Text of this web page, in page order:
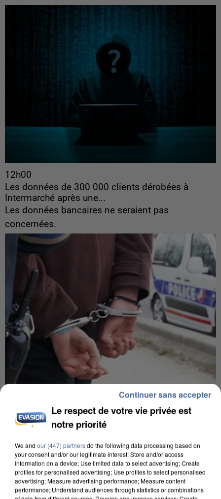
12h00
Les données de 300 000 clients dérobées à
Intermarché après une...
Les données bancaires ne seraient pas
concernées.
Un second cadre de la DZ Mafia interpellé en
Algérie
quelques jours plus tôt.
Le respect de votre vie privée est
notre priorité
We and our (447) partnersdo the following data processing based on
your consent and/or our legitimate interest: Store and/or access
information on a device; Use limited data to select advertising; Create
profiles for personalised advertising; Use profiles to select personalised
advertising; Measure advertising performance; Measure content
performance; Understand audiences through statistics or combinations
Continuer sans accepter